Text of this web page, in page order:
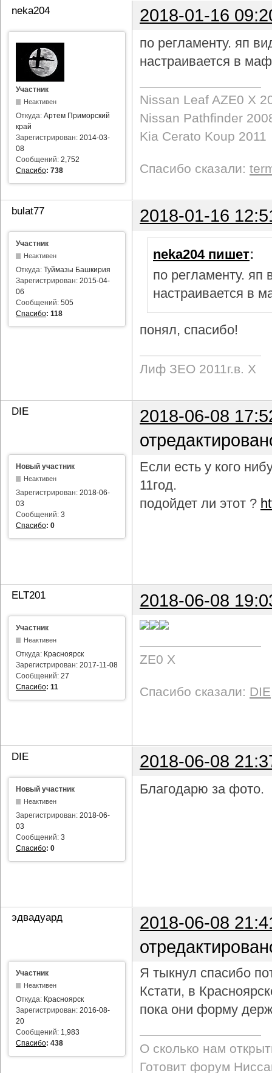
neka204 2018-01-16
Участник
Неактивен
Откуда: Артем Приморский
край
Зарегистрирован: 2014-03-
08
Сообщений: 2,752
Спасибо: 738
по регламенту. яп
настраивается в
Nissan Leaf AZE0 X
Nissan Pathfinder
Kia Cerato Koup 2011
Спасибо сказали:
bulat77 2018-01-16
Участник
Неактивен
Откуда: Туймазы Башкирия
Зарегистрирован: 2015-04-
06
Сообщений: 505
Спасибо: 118
neka204 пишет:
по регламенту.
настраивается в
понял, спасибо!
Лиф ЗЕО 2011г.в. Х
DIE
2018-06-08
Новый участник
Неактивен
Зарегистрирован: 2018-06-
03
Сообщений: 3
Спасибо: 0
Если есть у кого
11год.
подойдет ли этот ?
ELT201 2018-06-08
Участник
Неактивен
Откуда: Красноярск
Зарегистрирован: 2017-11-08
Сообщений: 27
Спасибо: 11
ZE0 X
Спасибо сказали: DIE
DIE 2018-06-08
Новый участник
Неактивен
Зарегистрирован: 2018-06-
03
Сообщений: 3
Спасибо: 0
Благодарю за фото.
эдвадуард
2018-06-08
Участник
Неактивен
Откуда: Красноярск
Зарегистрирован: 2016-08-
20
Сообщений: 1,983
Спасибо: 438
Я тыкнул спасибо
Кстати, в
пока они форму
О сколько нам
Готовит форум